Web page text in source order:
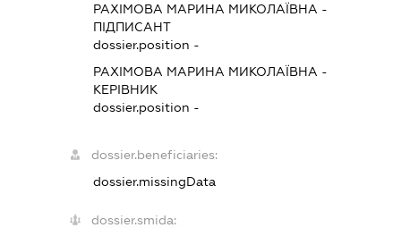
РАХІМОВА МАРИНА МИКОЛАЇВНА -
ПІДПИСАНТ
dossier.position -
РАХІМОВА МАРИНА МИКОЛАЇВНА -
КЕРІВНИК
dossier.position -
dossier.beneficiaries:
dossier.missingData
dossier.smida: